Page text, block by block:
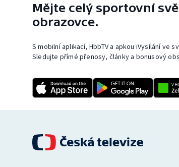
Mějte celý sportovní
obrazovce.
S mobilní aplikací, HbbTV a apkou iVysílání ve
Sledujte přímé přenosy, články a bonusový